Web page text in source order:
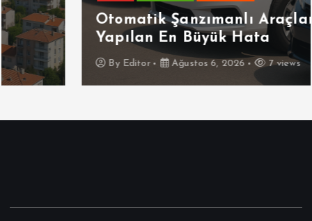
Otomatik Şanzımanlı Araçlarda
Yapılan En Büyük Hata
By Editor Ağustos 6, 2026 7 views